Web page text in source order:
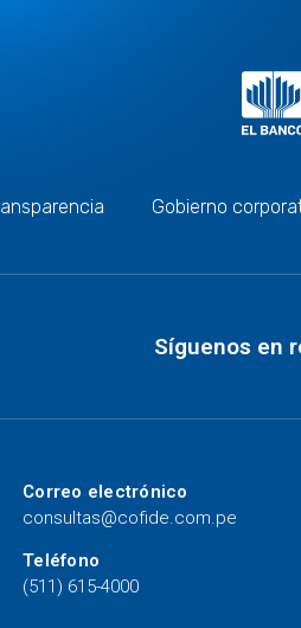
Gobierno
Síguenos en
Correo electrónico
consultas@cofide.com.pe
Teléfono
(511) 615-4000